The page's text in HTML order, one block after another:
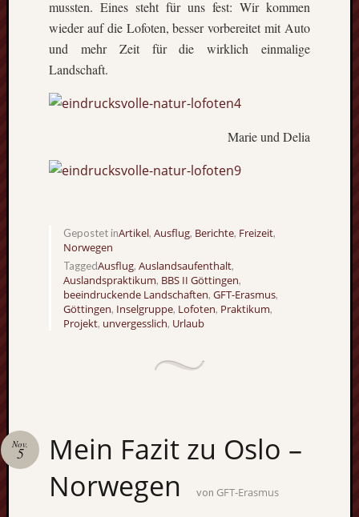
mussten. Eines steht für uns fest: Wir kommen
wieder auf die Lofoten, besser vorbereitet mit Auto
und mehr Zeit für die wirklich einmalige
Landschaft.
Marie und Delia
Gepostet inArtikel, Ausflug, Berichte, Freizeit,
Norwegen
TaggedAusflug, Auslandsaufenthalt,
Auslandspraktikum, BBS II Göttingen,
beeindruckende Landschaften, GFT-Erasmus,
Göttingen, Inselgruppe, Lofoten, Praktikum,
Projekt, unvergesslich, Urlaub
Mein Fazit zu Oslo –
Norwegen
Nov.
5
von GFT-Erasmus